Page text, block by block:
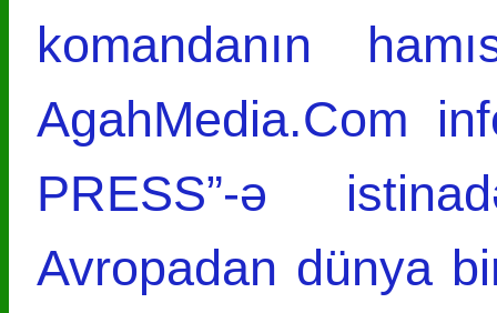
komandanın
AgahMedia.Com
PRESS”-ə
Avropadan dünya